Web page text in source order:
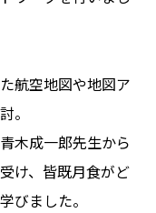
航空地図や地図ア
。
木成一郎先生から
け、皆既月食がど
びました。